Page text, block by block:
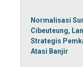
Normalisasi
Cibeuteung,
Strategis
Atasi Banjir